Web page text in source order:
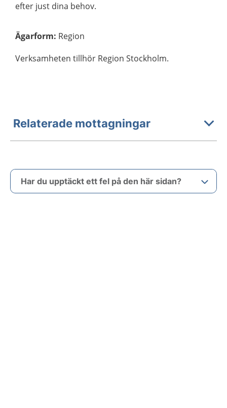
efter just dina behov.
Ägarform: Region
Verksamheten tillhör Region Stockholm.
Relaterade mottagningar
Har du upptäckt ett fel på den här sidan?